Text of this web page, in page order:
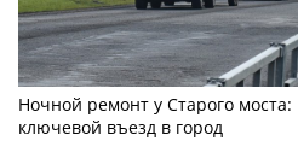
Ночной ремонт у Старого
ключевой въезд в город